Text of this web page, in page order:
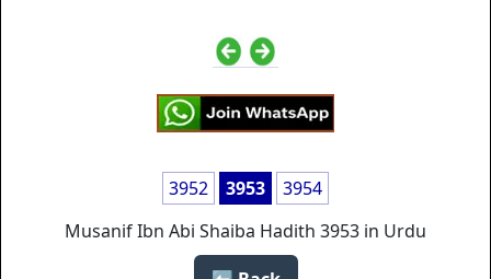
3952 3953
3954
Musanif Ibn Abi Shaiba Hadith 3953 in Urdu